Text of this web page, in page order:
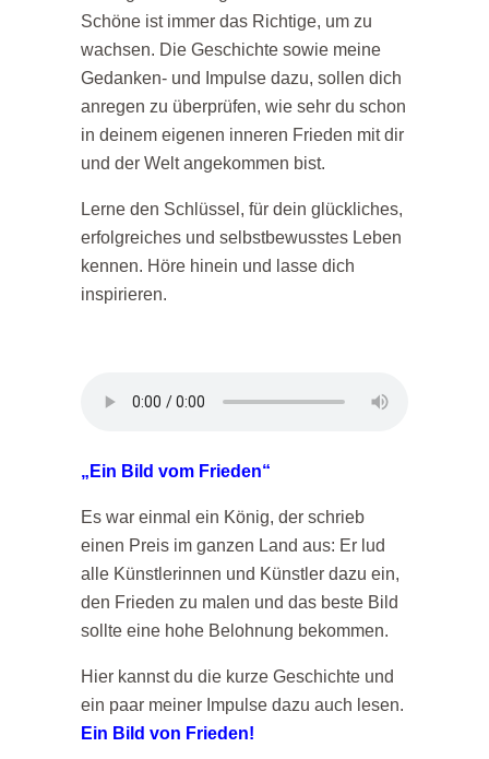
Schöne ist immer das Richtige, um zu
wachsen. Die Geschichte sowie meine
Gedanken- und Impulse dazu, sollen dich
anregen zu überprüfen, wie sehr du schon
in deinem eigenen inneren Frieden mit dir
und der Welt angekommen bist.
Lerne den Schlüssel, für dein glückliches,
erfolgreiches und selbstbewusstes Leben
kennen. Höre hinein und lasse dich
inspirieren.
„Ein Bild vom Frieden“
Es war einmal ein König, der schrieb
einen Preis im ganzen Land aus: Er lud
alle Künstlerinnen und Künstler dazu ein,
den Frieden zu malen und das beste Bild
sollte eine hohe Belohnung bekommen.
Hier kannst du die kurze Geschichte und
ein paar meiner Impulse dazu auch lesen.
Ein Bild von Frieden!